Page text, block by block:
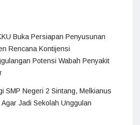
Buka Persiapan Penyusunan
Rencana Kontijensi
Potensi Wabah Penyakit
SMP Negeri 2 Sintang, Melkianus
Jadi Sekolah Unggulan